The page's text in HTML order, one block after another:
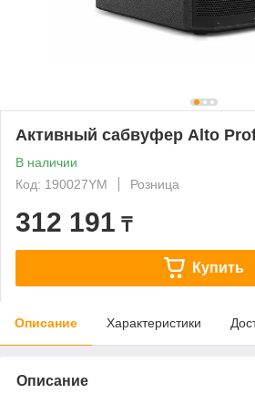
Активный сабвуфер Alto
В наличии
Код: 190027YM
Розница
312 191 ₸
Купить
Описание Характеристики
Описание